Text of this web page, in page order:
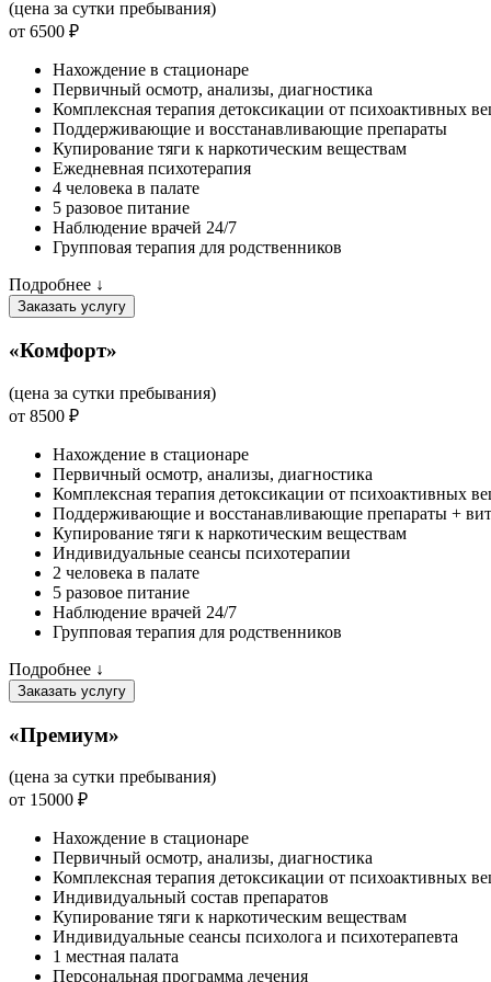
(цена за сутки пребывания)
от 6500 ₽
Нахождение в стационаре
Первичный осмотр, анализы, диагностика
Комплексная терапия детоксикации от психоактивных
Поддерживающие и восстанавливающие препараты
Купирование тяги к наркотическим веществам
Ежедневная психотерапия
4 человека в палате
5 разовое питание
Наблюдение врачей 24/7
Групповая терапия для родственников
Подробнее ↓
Заказать услугу
«Комфорт»
(цена за сутки пребывания)
от 8500 ₽
Нахождение в стационаре
Первичный осмотр, анализы, диагностика
Комплексная терапия детоксикации от психоактивных
Поддерживающие и восстанавливающие препараты +
Купирование тяги к наркотическим веществам
Индивидуальные сеансы психотерапии
2 человека в палате
5 разовое питание
Наблюдение врачей 24/7
Групповая терапия для родственников
Подробнее ↓
Заказать услугу
«Премиум»
(цена за сутки пребывания)
от 15000 ₽
Нахождение в стационаре
Первичный осмотр, анализы, диагностика
Комплексная терапия детоксикации от психоактивных
Индивидуальный состав препаратов
Купирование тяги к наркотическим веществам
Индивидуальные сеансы психолога и психотерапевта
1 местная палата
Персональная программа лечения